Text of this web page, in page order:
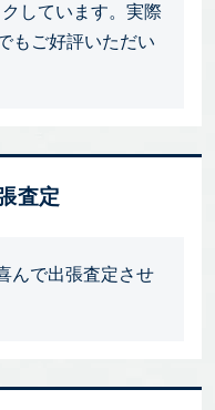
しています。実際
もご好評いただい
査定
んで出張査定させ